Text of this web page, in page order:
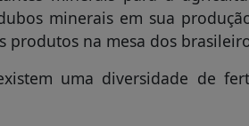
minerais em sua
produtos na mesa dos
uma diversidade de